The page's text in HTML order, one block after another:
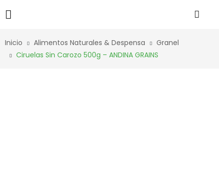
Inicio Alimentos Naturales & Despensa
Granel
Ciruelas Sin Carozo 500g – ANDINA GRAINS